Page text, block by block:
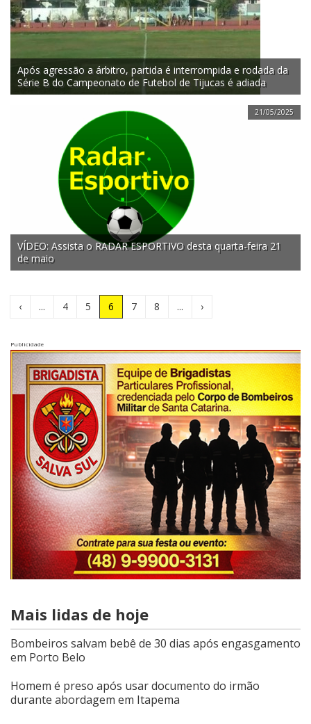
Após agressão a árbitro, partida é interrompida e rodada da
Série B do Campeonato de Futebol de Tijucas é adiada
21/05/2025
VÍDEO: Assista o RADAR ESPORTIVO desta quarta-feira 21
de maio
‹ ... 4 5 6 (Atual)
7 8 ... ›
Publicidade
Mais lidas de hoje
Bombeiros salvam bebê de 30 dias após engasgamento
em Porto Belo
Homem é preso após usar documento do irmão
durante abordagem em Itapema